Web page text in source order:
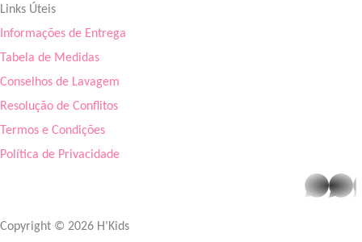
Links Úteis
Informações de Entrega
Tabela de Medidas
Conselhos de Lavagem
Resolução de Conflitos
Termos e Condições
Política de Privacidade
Copyright © 2026 H’Kids
whatsapp